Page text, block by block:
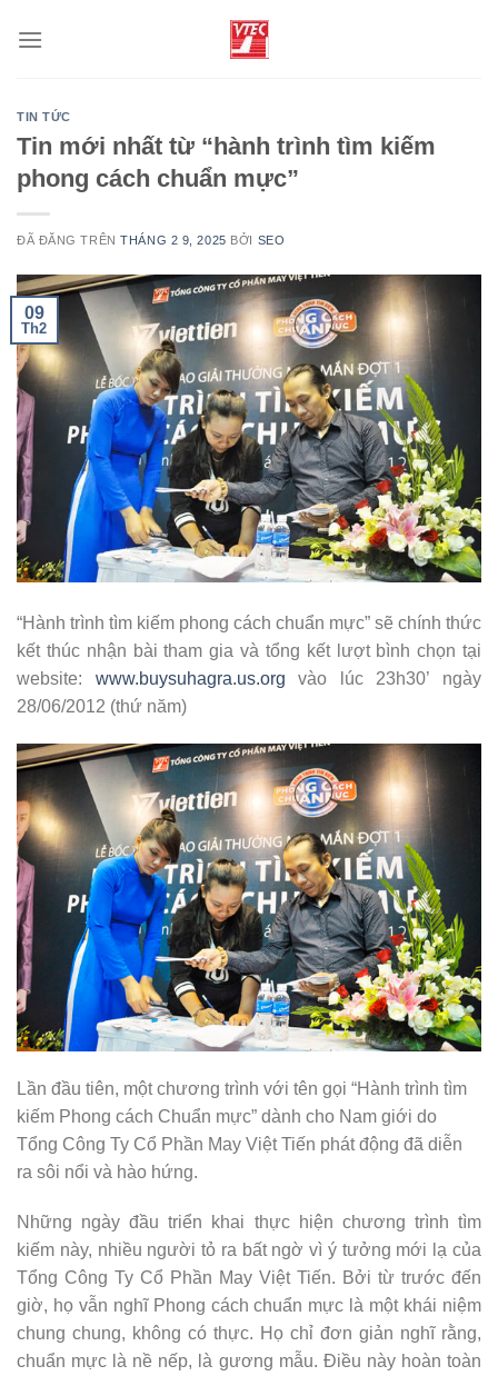
đến
TIN TỨC
Tin mới nhất từ “hành trình tìm kiếm
phong cách chuẩn mực”
ĐÃ ĐĂNG TRÊNTHÁNG 2 9, 2025 BỞI SEO
09
Th2
“Hành trình tìm kiếm phong cách chuẩn mực” sẽ chính thức
kết thúc nhận bài tham gia và tổng kết lượt bình chọn tại
website: www.buysuhagra.us.org vào lúc 23h30’ ngày
28/06/2012 (thứ năm)
Lần đầu tiên, một chương trình với tên gọi “Hành trình tìm
kiếm Phong cách Chuẩn mực” dành cho Nam giới do
Tổng Công Ty Cổ Phần May Việt Tiến phát động đã diễn
ra sôi nổi và hào hứng.
Những ngày đầu triển khai thực hiện chương trình tìm
kiếm này, nhiều người tỏ ra bất ngờ vì ý tưởng mới lạ của
Tổng Công Ty Cổ Phần May Việt Tiến. Bởi từ trước đến
giờ, họ vẫn nghĩ Phong cách chuẩn mực là một khái niệm
chung chung, không có thực. Họ chỉ đơn giản nghĩ rằng,
chuẩn mực là nề nếp, là gương mẫu. Điều này hoàn toàn